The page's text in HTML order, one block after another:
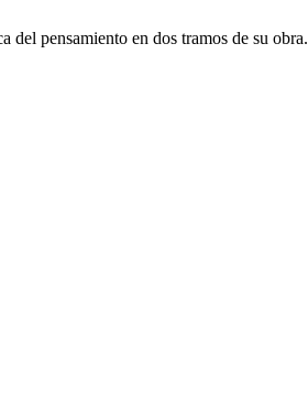
pensamiento en dos tramos de su obra.